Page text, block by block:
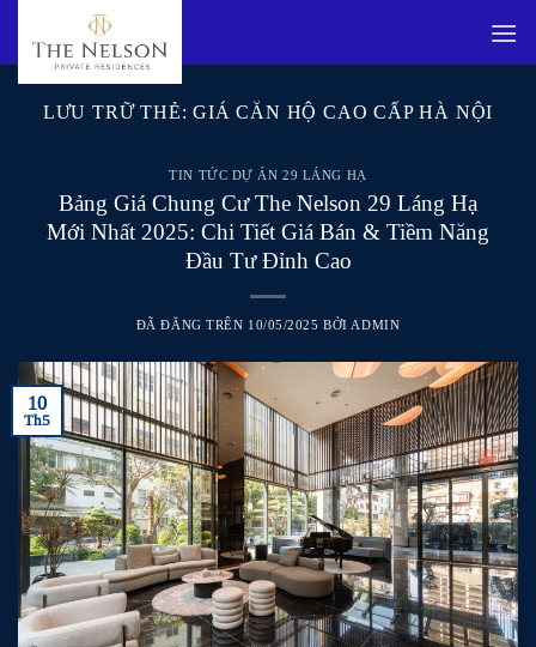
LƯU TRỮ THẺ:GIÁ CĂN HỘ CAO CẤP HÀ NỘI
TIN TỨC DỰ ÁN 29 LÁNG HẠ
Bảng Giá Chung Cư The Nelson 29 Láng Hạ
Mới Nhất 2025: Chi Tiết Giá Bán & Tiềm Năng
Đầu Tư Đỉnh Cao
ĐÃ ĐĂNG TRÊN 10/05/2025 BỞI ADMIN
10
Th5